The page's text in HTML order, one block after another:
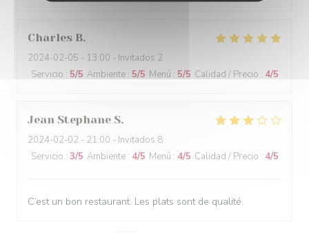
Charles B
2024-02-05 - 13:00 - Invitados 2
Servicio : 5/5 Ambiente : 5/5 Menú : 5/5 Calidad / Precio : 4/5
Jean Stephane S
2024-02-02 - 21:00 - Invitados 8
Servicio : 3/5 Ambiente : 4/5 Menú : 4/5 Calidad / Precio : 4/5
C’est un bon restaurant. Les plats sont de qualité.